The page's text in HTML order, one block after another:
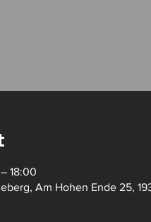
18:00
Am Hohen Ende 25,